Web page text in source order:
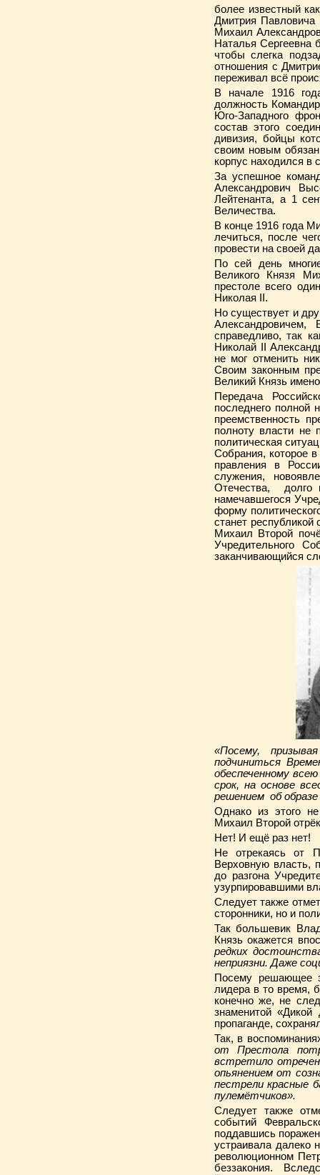
более известный
Дмитрия Павловича
Михаил
Наталья Сергеевна
чтобы слегка
отношения с
переживал всё
В начале 1916
должность
Юго-Западного
состав этого
дивизия, бойцы
своим новым
корпус находился в
За успешное
Александрович
Лейтенанта, а 1
Величества.
В конце 1916 года
лечиться, после
провести на своей
По сей день
Великого Князя
престоле всего
Николая II.
Но существует и
справедливо, так
Николай II
не мог отменить
Своим законным
Великий Князь
Передача
последнего полной
преемственность
полноту власти не
политическая
Собрания, которое
правления в
служения,
Отечества, долго
намечавшегося
форму
станет
Михаил Второй
Учредительного
заканчивающийся
«Посему,
подчиниться
обеспеченному
срок, на основе
решением об
Однако из этого
Михаил Второй
Нет! И ещё раз нет!
Не отрекаясь от
Верховную власть,
до разгона
узурпировавшими
Следует также
сторонники, но и
Так большевик
Князь окажется
редких
неприязни. Даже
Посему решающее
лидера в то время,
конечно же, не
знаменитой
пропаганде,
Так, в
от Престола
встретило
опьянением от
пестрели красные
пулемётчиков».
Следует также
событий
поддавшись
устраивала далеко
революционном
беззакония.